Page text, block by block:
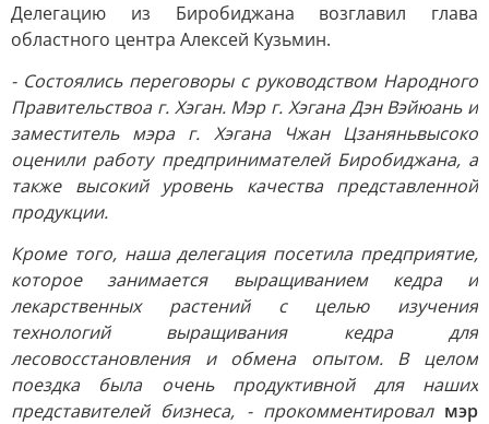
Делегацию из Биробиджана возглавил глава
областного центра Алексей Кузьмин.
- Состоялись переговоры с руководством Народного
Правительствоа г. Хэган. Мэр г. Хэгана Дэн Вэйюань и
заместитель мэра г. Хэгана Чжан Цзаняньвысоко
оценили работу предпринимателей Биробиджана, а
также высокий уровень качества представленной
продукции.
Кроме того, наша делегация посетила предприятие,
которое занимается выращиванием кедра и
лекарственных растений с целью изучения
технологий выращивания кедра для
лесовосстановления и обмена опытом. В целом
поездка была очень продуктивной для наших
представителей бизнеса, - прокомментировал мэр